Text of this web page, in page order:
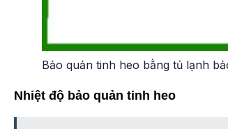
Bảo quản tinh heo bằng tủ lạnh
Nhiệt độ bảo quản tinh heo